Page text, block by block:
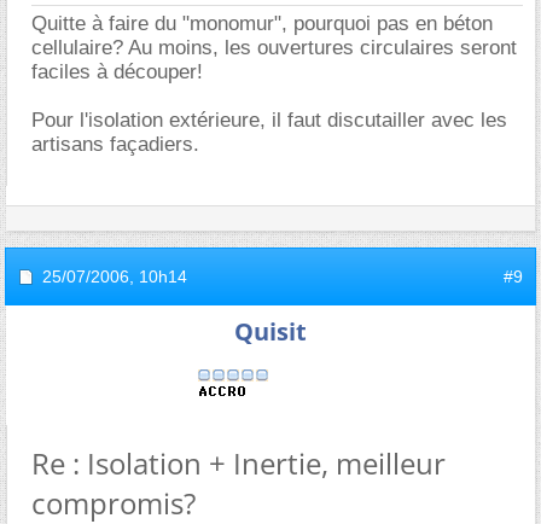
Quitte à faire du "monomur", pourquoi pas en béton
cellulaire? Au moins, les ouvertures circulaires seront
faciles à découper!
Pour l'isolation extérieure, il faut discutailler avec les
artisans façadiers.
25/07/2006, 10h14 #9
Quisit
Re : Isolation + Inertie, meilleur
compromis?